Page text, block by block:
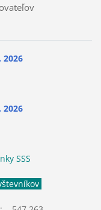
2026
2026
SSS